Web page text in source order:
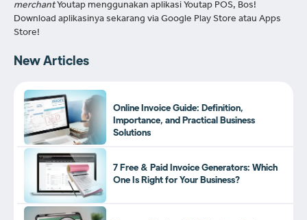
merchantYoutap menggunakan aplikasi Youtap POS, Bos!
Download aplikasinya sekarang via Google Play Store atau Apps
Store!
New Articles
Online Invoice Guide: Definition,
Importance, and Practical Business
Solutions
7 Free & Paid Invoice Generators: Which
One Is Right for Your Business?